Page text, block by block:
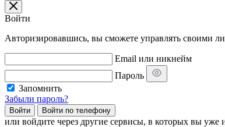
Войти
Авторизировавшись, вы сможете управлять своими
Email или никнейм
Пароль
Запомнить
Забыли пароль?
Войти Войти по телефону
или войдите через другие сервисы, в которых вы уже